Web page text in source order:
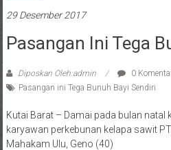
29 Desember 2017
Pasangan Ini Tega
Diposkan Oleh:admin
0
Pasangan ini Tega Bunuh Bayi Sendiri
Kutai Barat – Damai pada bulan natal
karyawan perkebunan kelapa sawit
Mahakam Ulu, Geno (40)